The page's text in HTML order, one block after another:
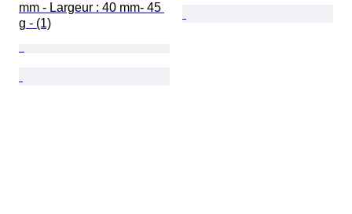
mm - Largeur : 40 mm- 45
g - (1)